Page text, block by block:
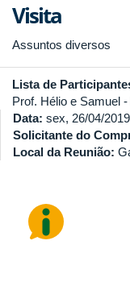
Visita
Assuntos diversos
Lista de
Prof. Hélio e Samuel
Data: sex, 26/04/
Solicitante do
Local da Reunião: